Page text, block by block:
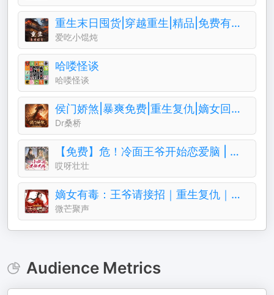
重生末日囤货|穿越重生|精品|免费有声小说|爽文
爱吃小馄炖
哈喽怪谈
哈喽怪谈
侯门娇煞|暴爽免费|重生复仇|嫡女回归||权谋暧昧
Dr桑桥
【免费】危！冷面王爷开始恋爱脑 | 女强古风甜宠
哎呀壮壮
嫡女有毒：王爷请接招｜重生复仇｜免费多人有声剧
微芒聚声
Audience Metrics